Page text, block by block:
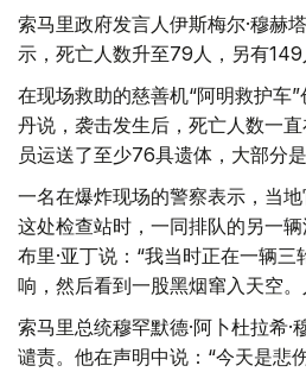
索马里政府发言人伊斯梅尔·穆赫
示，死亡人数升至79人，另有149
在现场救助的慈善机“阿明救护车
丹说，袭击发生后，死亡人数一
员运送了至少76具遗体，大部分是
一名在爆炸现场的警察表示，当
这处检查站时，一同排队的另一
布里·亚丁说：“我当时正在一辆
响，然后看到一股黑烟窜入天空
索马里总统穆罕默德·阿卜杜拉希·
谴责。他在声明中说：“今天是悲